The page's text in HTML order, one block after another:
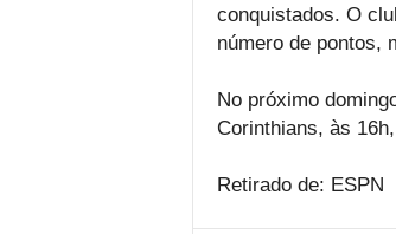
conquistados. O
número de pontos,
No próximo
Corinthians, às
Retirado de: ESPN